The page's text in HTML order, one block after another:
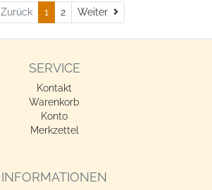
Zurück 1 2 Weiter Weiter
SERVICE
Kontakt
Warenkorb
Konto
Merkzettel
INFORMATIONEN